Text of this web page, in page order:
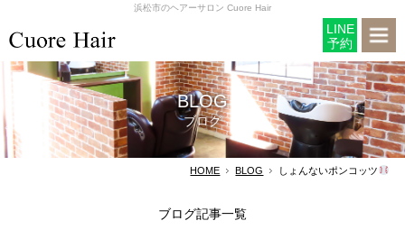
浜松市のヘアーサロン Cuore Hair
LINE
予約
BLOG
ブログ
HOME BLOG しょんないポンコッツ
ブログ記事一覧